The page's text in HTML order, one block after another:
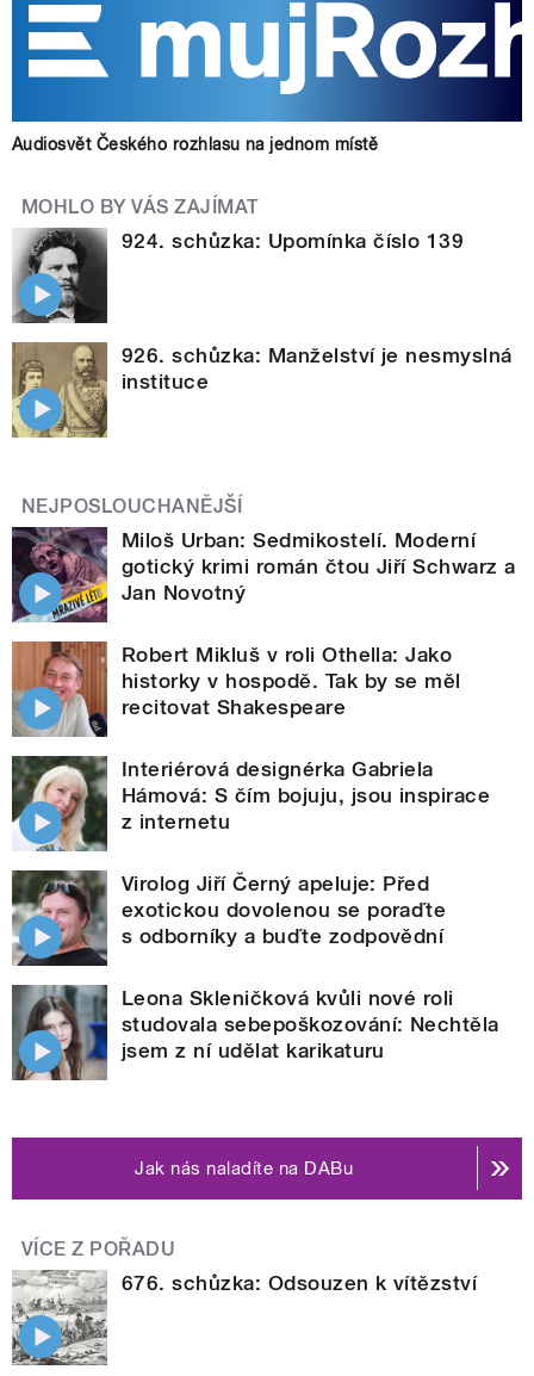
Audiosvět Českého rozhlasu na jednom místě
MOHLO BY VÁS ZAJÍMAT
924. schůzka: Upomínka číslo 139
926. schůzka: Manželství je nesmyslná
instituce
NEJPOSLOUCHANĚJŠÍ
Miloš Urban: Sedmikostelí. Moderní
gotický krimi román čtou Jiří Schwarz a
Jan Novotný
Robert Mikluš v roli Othella: Jako
historky v hospodě. Tak by se měl
recitovat Shakespeare
Interiérová designérka Gabriela
Hámová: S čím bojuju, jsou inspirace
z internetu
Virolog Jiří Černý apeluje: Před
exotickou dovolenou se poraďte
s odborníky a buďte zodpovědní
Leona Skleničková kvůli nové roli
studovala sebepoškozování: Nechtěla
jsem z ní udělat karikaturu
Jak nás naladíte na DABu
VÍCE Z POŘADU
676. schůzka: Odsouzen k vítězství